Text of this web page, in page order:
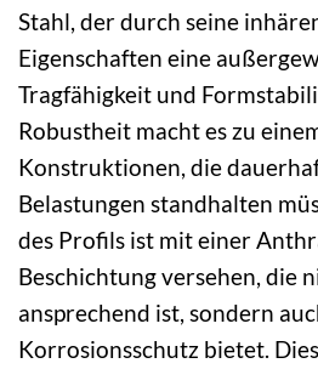
Stahl, der durch seine
Eigenschaften eine
Tragfähigkeit und
Robustheit macht es zu
Konstruktionen, die
Belastungen standhalten
des Profils ist mit einer
Beschichtung versehen, die
ansprechend ist, sondern
Korrosionsschutz bietet.